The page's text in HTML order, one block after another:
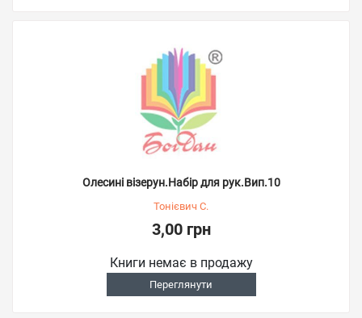
Олесині візерун.Набір для рук.Вип.10
Тонієвич С.
3,00 грн
Книги немає в продажу
Переглянути